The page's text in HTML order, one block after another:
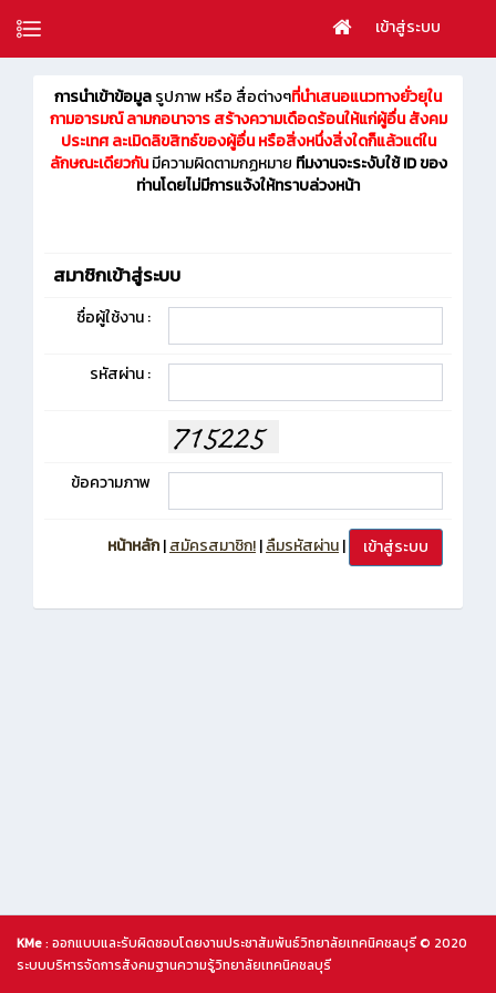
เข้าสู่ระบบ
การนำเข้าข้อมูลรูปภาพ หรือ สื่อต่างๆที่นำเสนอแนวทางยั่วยุใน
กามอารมณ์ ลามกอนาจาร สร้างความเดือดร้อนให้แก่ผู้อื่น สังคม
ประเทศ ละเมิดลิขสิทธ์ของผู้อื่น หรือสิ่งหนึ่งสิ่งใดก็แล้วแต่ใน
ลักษณะเดียวกันมีความผิดตามกฏหมาย ทีมงานจะระงับใช้ ID ของ
ท่านโดยไม่มีการแจ้งให้ทราบล่วงหน้า
สมาชิกเข้าสู่ระบบ
ชื่อผู้ใช้งาน :
รหัสผ่าน :
ข้อความภาพ
หน้าหลัก|สมัครสมาชิก!|ลืมรหัสผ่าน|
KMe: ออกแบบและรับผิดชอบโดยงานประชาสัมพันธ์วิทยาลัยเทคนิคชลบุรี © 2020
ระบบบริหารจัดการสังคมฐานความรู้วิทยาลัยเทคนิคชลบุรี